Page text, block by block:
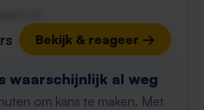
Bekijk & reageer →
waarschijnlijk al weg
om kans te maken. Met